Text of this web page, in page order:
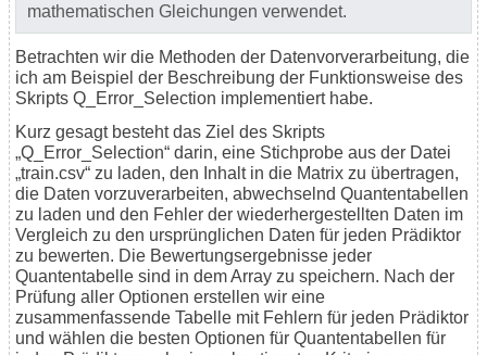
mathematischen Gleichungen verwendet.
Betrachten wir die Methoden der Datenvorverarbeitung, die
ich am Beispiel der Beschreibung der Funktionsweise des
Skripts Q_Error_Selection implementiert habe.
Kurz gesagt besteht das Ziel des Skripts
„Q_Error_Selection“ darin, eine Stichprobe aus der Datei
„train.csv“ zu laden, den Inhalt in die Matrix zu übertragen,
die Daten vorzuverarbeiten, abwechselnd Quantentabellen
zu laden und den Fehler der wiederhergestellten Daten im
Vergleich zu den ursprünglichen Daten für jeden Prädiktor
zu bewerten. Die Bewertungsergebnisse jeder
Quantentabelle sind in dem Array zu speichern. Nach der
Prüfung aller Optionen erstellen wir eine
zusammenfassende Tabelle mit Fehlern für jeden Prädiktor
und wählen die besten Optionen für Quantentabellen für